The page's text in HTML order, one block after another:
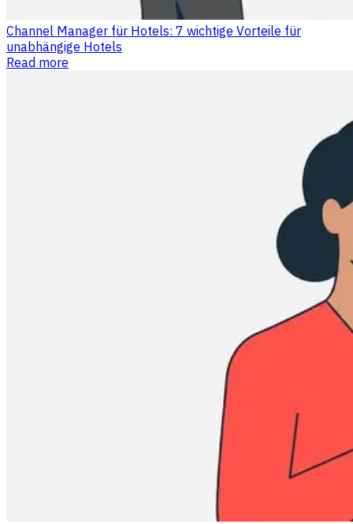
Channel Manager für Hotels: 7 wichtige Vorteile für
unabhängige Hotels
Read more